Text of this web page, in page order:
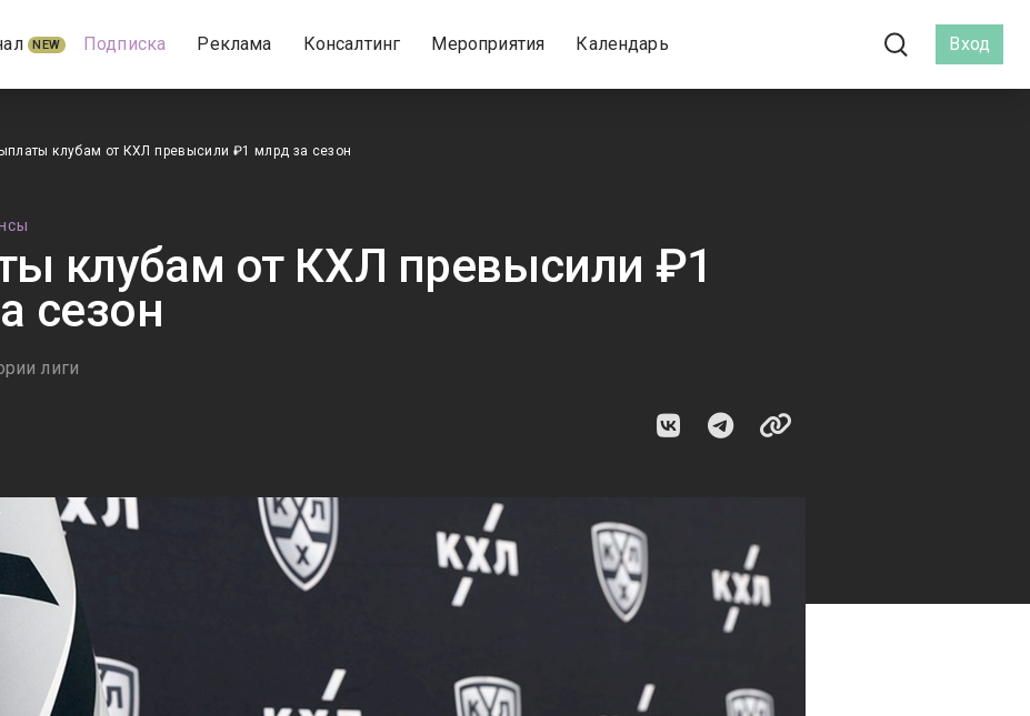
NEW Подписка Реклама Консалтинг Мероприятия Календарь Вход
клубам от КХЛ превысили ₽1 млрд за сезон
клубам от КХЛ превысили ₽1
сезон
лиги